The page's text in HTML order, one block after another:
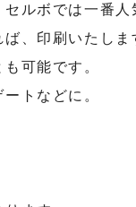
ルボでは一番人
、印刷いたし
可能です。
トなどに。